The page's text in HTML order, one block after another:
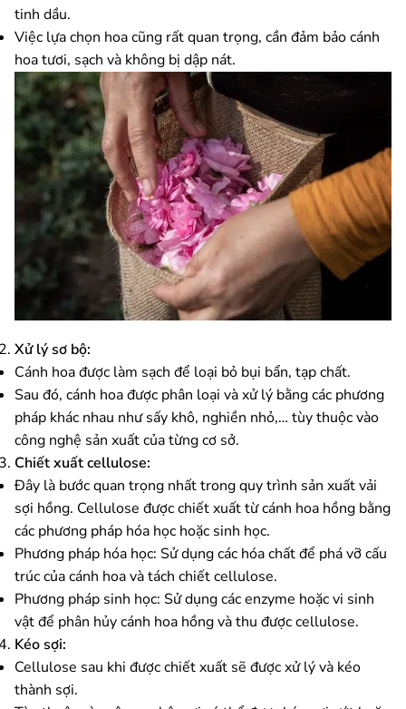
tinh dầu.
Việc lựa chọn hoa cũng rất quan trọng, cần đảm bảo cánh
hoa tươi, sạch và không bị dập nát.
Xử lý sơ bộ:
Cánh hoa được làm sạch để loại bỏ bụi bẩn, tạp chất.
Sau đó, cánh hoa được phân loại và xử lý bằng các phương
pháp khác nhau như sấy khô, nghiền nhỏ,… tùy thuộc vào
công nghệ sản xuất của từng cơ sở.
Chiết xuất cellulose:
Đây là bước quan trọng nhất trong quy trình sản xuất vải
sợi hồng. Cellulose được chiết xuất từ cánh hoa hồng bằng
các phương pháp hóa học hoặc sinh học.
Phương pháp hóa học: Sử dụng các hóa chất để phá vỡ cấu
trúc của cánh hoa và tách chiết cellulose.
Phương pháp sinh học: Sử dụng các enzyme hoặc vi sinh
vật để phân hủy cánh hoa hồng và thu được cellulose.
Kéo sợi:
Cellulose sau khi được chiết xuất sẽ được xử lý và kéo
thành sợi.